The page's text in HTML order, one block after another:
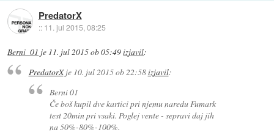
PredatorX
:: 11. jul 2015, 08:25
Berni_01 je 11. jul 2015 ob 05:49izjavil:
PredatorXje 10. jul 2015 ob 22:58izjavil:
Berni 01
Če boš kupil dve kartici pri njemu naredu Fumark
test 20min pri vsaki. Poglej vente - sepravi daj jih
na 50%-80%-100%.